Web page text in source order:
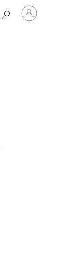
Connectez-
vous